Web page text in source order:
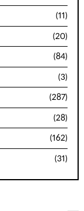
(11)
(20)
(84)
(3)
(287)
(28)
(162)
(31)